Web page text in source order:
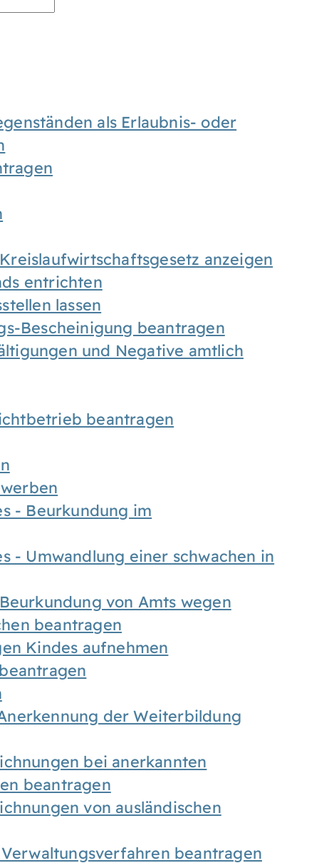
als Erlaubnis- oder
anzeigen
entrichten
lassen
Bescheinigung beantragen
und Negative amtlich
beantragen
- Beurkundung im
- Umwandlung einer schwachen in
von Amts wegen
beantragen
Kindes aufnehmen
der Weiterbildung
bei anerkannten
beantragen
von ausländischen
beantragen